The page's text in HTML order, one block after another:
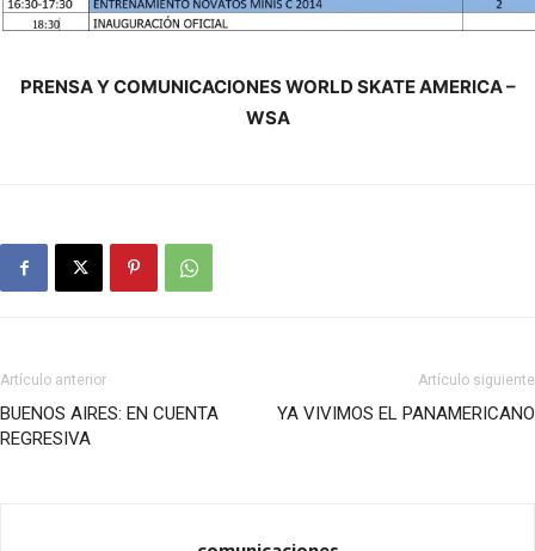
PRENSA Y COMUNICACIONES WORLD SKATE AMERICA –
WSA
Artículo anterior
BUENOS AIRES: EN CUENTA
REGRESIVA
Artículo siguiente
YA VIVIMOS EL PANAMERICANO